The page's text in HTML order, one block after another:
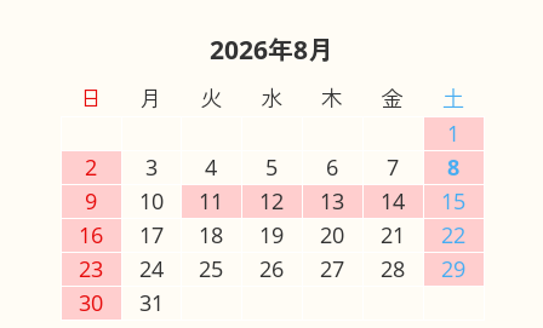
2026年8月
日 月 火 水 木 金
土
1
2
3 4 5 6 7
8
9
10 11 12 13 14
15
16
17 18 19 20 21
22
23
24 25 26 27 28
29
30
31